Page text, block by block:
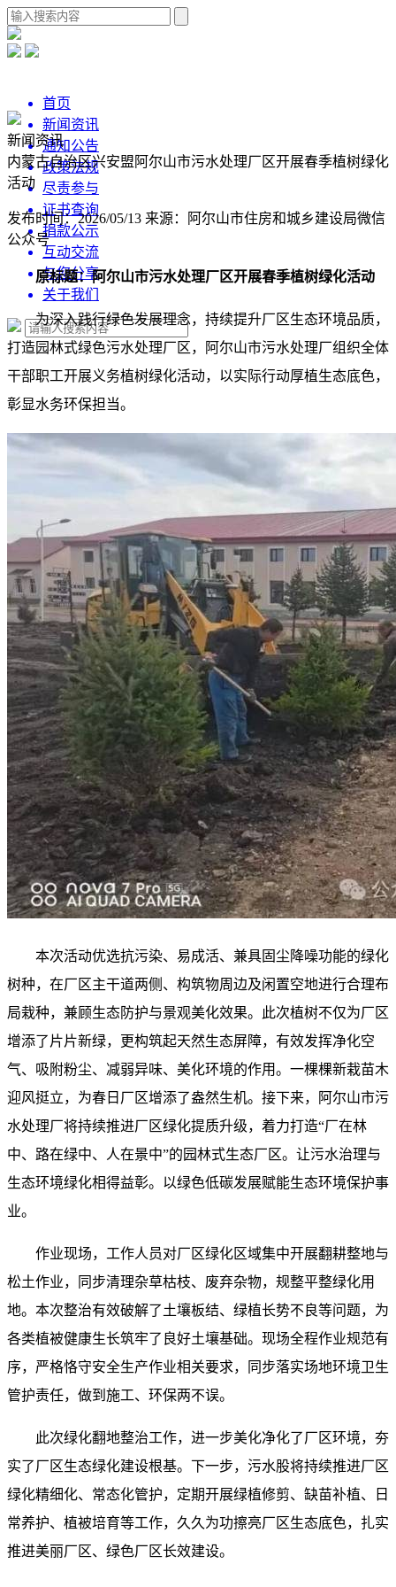
首页
新闻资讯
通知公告
政策法规
尽责参与
证书查询
捐款公示
互动交流
与您分享
关于我们
新闻资讯
内蒙古自治区兴安盟阿尔山市污水处理厂区开展春季植树绿化
活动
发布时间：2026/05/13 来源：阿尔山市住房和城乡建设局微信
公众号
原标题：阿尔山市污水处理厂区开展春季植树绿化活动
为深入践行绿色发展理念，持续提升厂区生态环境品质，
打造园林式绿色污水处理厂区，阿尔山市污水处理厂组织全体
干部职工开展义务植树绿化活动，以实际行动厚植生态底色，
彰显水务环保担当。
本次活动优选抗污染、易成活、兼具固尘降噪功能的绿化
树种，在厂区主干道两侧、构筑物周边及闲置空地进行合理布
局栽种，兼顾生态防护与景观美化效果。此次植树不仅为厂区
增添了片片新绿，更构筑起天然生态屏障，有效发挥净化空
气、吸附粉尘、减弱异味、美化环境的作用。一棵棵新栽苗木
迎风挺立，为春日厂区增添了盎然生机。接下来，阿尔山市污
水处理厂将持续推进厂区绿化提质升级，着力打造“厂在林
中、路在绿中、人在景中”的园林式生态厂区。让污水治理与
生态环境绿化相得益彰。以绿色低碳发展赋能生态环境保护事
业。
作业现场，工作人员对厂区绿化区域集中开展翻耕整地与
松土作业，同步清理杂草枯枝、废弃杂物，规整平整绿化用
地。本次整治有效破解了土壤板结、绿植长势不良等问题，为
各类植被健康生长筑牢了良好土壤基础。现场全程作业规范有
序，严格恪守安全生产作业相关要求，同步落实场地环境卫生
管护责任，做到施工、环保两不误。
此次绿化翻地整治工作，进一步美化净化了厂区环境，夯
实了厂区生态绿化建设根基。下一步，污水股将持续推进厂区
绿化精细化、常态化管护，定期开展绿植修剪、缺苗补植、日
常养护、植被培育等工作，久久为功擦亮厂区生态底色，扎实
推进美丽厂区、绿色厂区长效建设。